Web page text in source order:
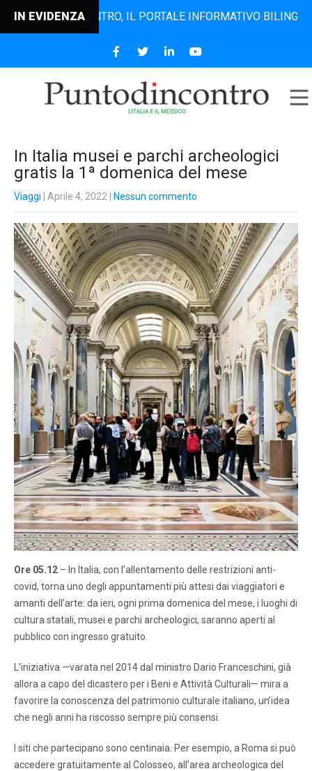
IN EVIDENZA IL PORTALE INFORMATIVO BILINGUE
In Italia musei e parchi archeologici
gratis la 1ª domenica del mese
Viaggi | Aprile 4, 2022 Nessun commento
Ore 05.12 – In Italia, con l’allentamento delle restrizioni anti-
covid, torna uno degli appuntamenti più attesi dai viaggiatori e
amanti dell’arte: da ieri, ogni prima domenica del mese, i luoghi di
cultura statali, musei e parchi archeologici, saranno aperti al
pubblico con ingresso gratuito.
L’iniziativa —varata nel 2014 dal ministro Dario Franceschini, già
allora a capo del dicastero per i Beni e Attività Culturali— mira a
favorire la conoscenza del patrimonio culturale italiano, un’idea
che negli anni ha riscosso sempre più consensi.
I siti che partecipano sono centinaia. Per esempio, a Roma si può
accedere gratuitamente al Colosseo, all’area archeologica del